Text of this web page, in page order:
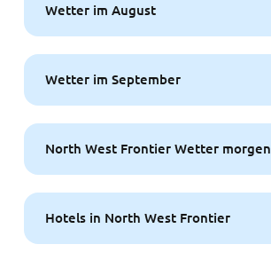
Wetter im August
Wetter im September
North West Frontier Wetter morgen
Hotels in North West Frontier